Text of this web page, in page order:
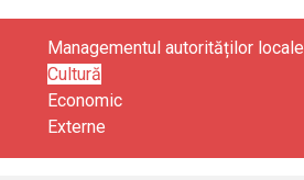
Managementul autorităților locale
Cultură
Economic
Externe